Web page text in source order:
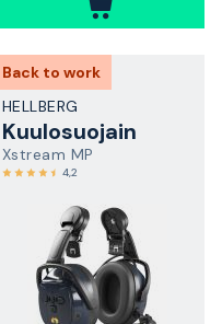
Back to work
HELLBERG
Kuulosuojain
Xstream MP
4,2